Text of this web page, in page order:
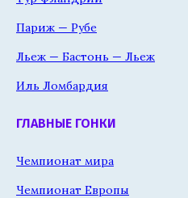
Париж — Рубе
Льеж — Бастонь — Льеж
Иль Ломбардия
ГЛАВНЫЕ ГОНКИ
Чемпионат мира
Чемпионат Европы